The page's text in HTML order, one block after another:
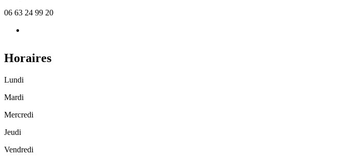
06 63 24 99 20
Horaires
Lundi
Mardi
Mercredi
Jeudi
Vendredi